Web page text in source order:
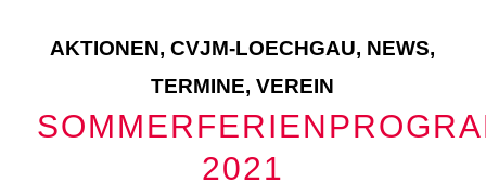
AKTIONEN,CVJM-LOECHGAU, NEWS,
TERMINE,VEREIN
2021